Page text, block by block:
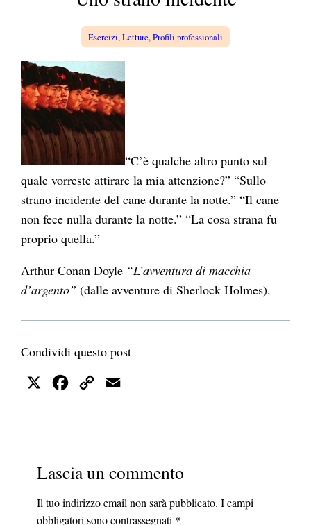
Esercizi, Letture, Profili professionali
“C’è qualche altro punto sul
quale vorreste attirare la mia attenzione?” “Sullo
strano incidente del cane durante la notte.” “Il cane
non fece nulla durante la notte.” “La cosa strana fu
proprio quella.”
Arthur Conan Doyle “L’avventura di macchia
d’argento” (dalle avventure di Sherlock Holmes).
Condividi questo post
X FacebookCopy
Lascia un commento
Il tuo indirizzo email non sarà pubblicato. I campi
obbligatori sono contrassegnati *